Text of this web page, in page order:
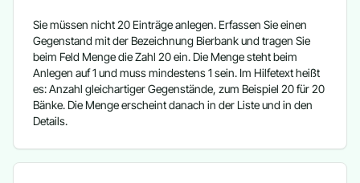
Sie müssen nicht 20 Einträge anlegen. Erfassen Sie einen
Gegenstand mit der Bezeichnung Bierbank und tragen Sie
beim Feld Menge die Zahl 20 ein. Die Menge steht beim
Anlegen auf 1 und muss mindestens 1 sein. Im Hilfetext heißt
es: Anzahl gleichartiger Gegenstände, zum Beispiel 20 für 20
Bänke. Die Menge erscheint danach in der Liste und in den
Details.